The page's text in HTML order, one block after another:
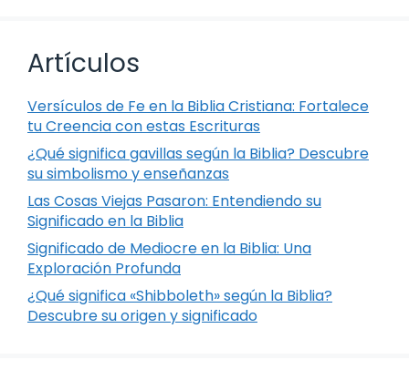
Artículos
Versículos de Fe en la Biblia Cristiana: Fortalece
tu Creencia con estas Escrituras
¿Qué significa gavillas según la Biblia? Descubre
su simbolismo y enseñanzas
Las Cosas Viejas Pasaron: Entendiendo su
Significado en la Biblia
Significado de Mediocre en la Biblia: Una
Exploración Profunda
¿Qué significa «Shibboleth» según la Biblia?
Descubre su origen y significado